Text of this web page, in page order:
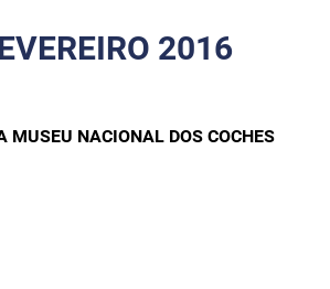
2016
MUSEU NACIONAL DOS COCHES